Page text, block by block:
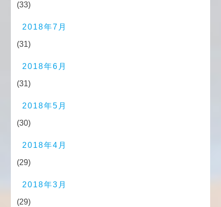
(33)
2018年7月
(31)
2018年6月
(31)
2018年5月
(30)
2018年4月
(29)
2018年3月
(29)